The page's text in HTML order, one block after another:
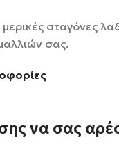
σταγόνες
σας.
να σας